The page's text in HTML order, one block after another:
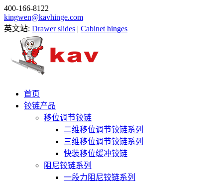
400-166-8122
kingwen@kavhinge.com
英文站: Drawer slides | Cabinet hinges
首页
铰链产品
移位调节铰链
二维移位调节铰链系列
三维移位调节铰链系列
快装移位缓冲铰链
阻尼铰链系列
一段力阻尼铰链系列